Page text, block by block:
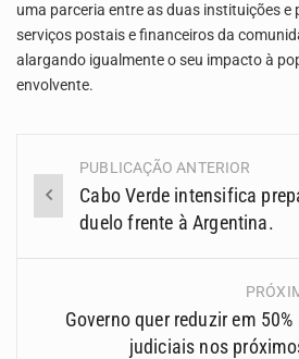
uma parceria entre as duas instituições e
serviços postais e financeiros da
alargando igualmente o seu impacto à
envolvente.
Navegação
(Posts)
PUBLICAÇÃO ANTERIOR
Cabo Verde intensifica
duelo frente à Argentina.
Governo quer reduzir em
judiciais nos